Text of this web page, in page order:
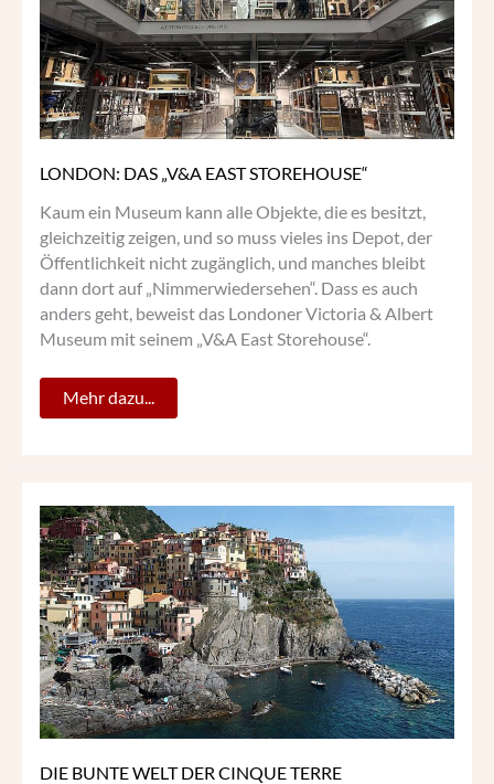
LONDON: DAS „V&A EAST STOREHOUSE“
Kaum ein Museum kann alle Objekte, die es besitzt,
gleichzeitig zeigen, und so muss vieles ins Depot, der
Öffentlichkeit nicht zugänglich, und manches bleibt
dann dort auf „Nimmerwiedersehen“. Dass es auch
anders geht, beweist das Londoner Victoria & Albert
Museum mit seinem „V&A East Storehouse“.
Mehr dazu...
DIE BUNTE WELT DER CINQUE TERRE
DIE
BUNTE
WELT
DER
CINQUE
TERRE